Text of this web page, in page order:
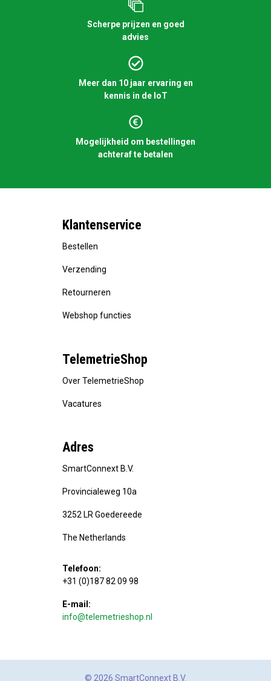
Scherpe prijzen en goed
advies
Meer dan 10 jaar ervaring en
kennis in de IoT
Mogelijkheid om bestellingen
achteraf te betalen
Klantenservice
Bestellen
Verzending
Retourneren
Webshop functies
TelemetrieShop
Over TelemetrieShop
Vacatures
Adres
SmartConnext B.V.
Provincialeweg 10a
3252 LR Goedereede
The Netherlands
Telefoon:
+31 (0)187 82 09 98
E-mail:
info@telemetrieshop.nl
© 2026 SmartConnext B.V.